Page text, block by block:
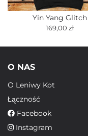
Yin Yang Glitch
169,00 zł
O NAS
O Leniwy Kot
Łączność
Facebook
Instagram